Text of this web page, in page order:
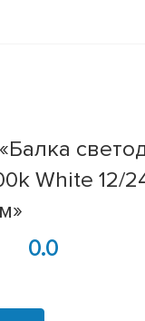
White 12/
0.0